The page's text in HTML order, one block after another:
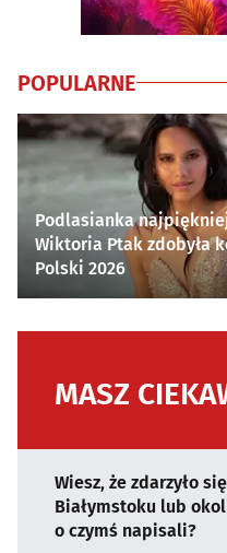
POPULARNE
Podlasianka
Wiktoria Ptak zdobyła
Polski 2026
MASZ
Wiesz, że zdarzyło
Białymstoku lub
o czymś napisali?